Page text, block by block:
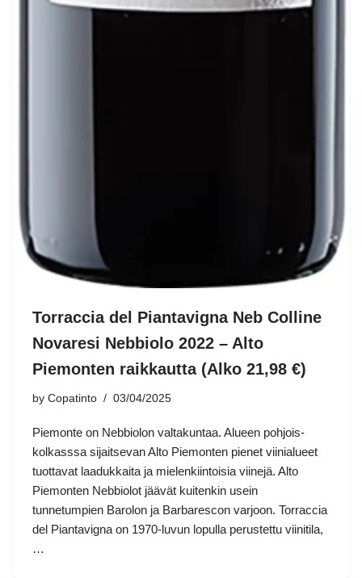
Torraccia del Piantavigna Neb Colline
Novaresi Nebbiolo 2022 – Alto
Piemonten raikkautta (Alko 21,98 €)
by Copatinto 03/04/2025
Piemonte on Nebbiolon valtakuntaa. Alueen pohjois-
kolkasssa sijaitsevan Alto Piemonten pienet viinialueet
tuottavat laadukkaita ja mielenkiintoisia viinejä. Alto
Piemonten Nebbiolot jäävät kuitenkin usein
tunnetumpien Barolon ja Barbarescon varjoon. Torraccia
del Piantavigna on 1970-luvun lopulla perustettu viinitila,
…